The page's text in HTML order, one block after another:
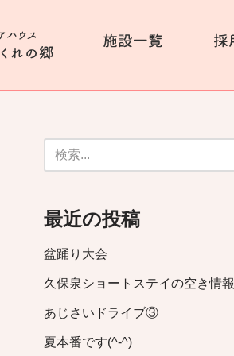
最近の投稿
盆踊り大会
久保泉ショートステイの空き情報
あじさいドライブ③
夏本番です(^-^)